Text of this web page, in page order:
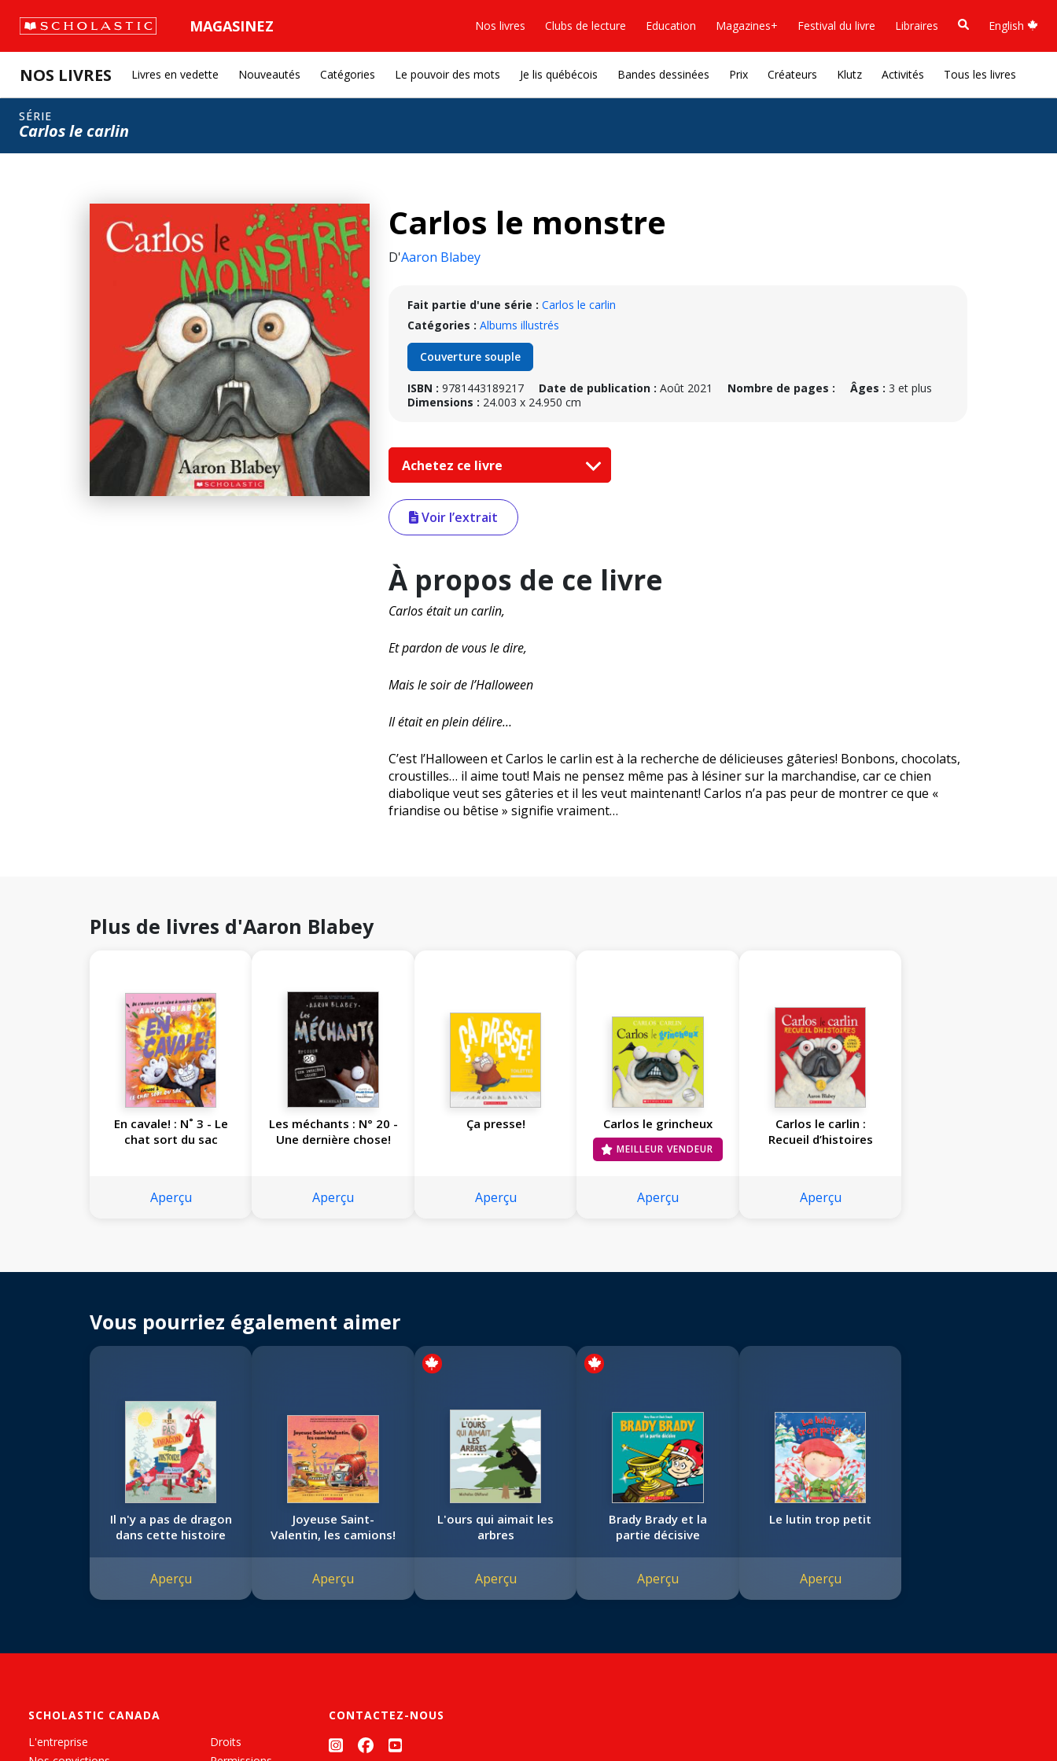
MAGASINEZ Nos livres Clubs de lecture Education Magazines+ Festival du livre Libraires English
NOS LIVRES Livres en vedette Nouveautés Catégories Le pouvoir des mots Je lis québécois Bandes dessinées Prix Créateurs Klutz Activités Tous les livres
SÉRIE
Carlos le carlin
Carlos le monstre
D'Aaron Blabey
Fait partie d'une série : Carlos le carlin
Catégories : Albums illustrés
Couverture souple
ISBN : 9781443189217 Date de publication : Août 2021 Nombre de pages : Âges : 3 et plus
Dimensions : 24.003 x 24.950 cm
Achetez ce livre
Voir l’extrait
À propos de ce livre
Carlos était un carlin,
Et pardon de vous le dire,
Mais le soir de l’Halloween
Il était en plein délire…
C’est l’Halloween et Carlos le carlin est à la recherche de délicieuses gâteries! Bonbons, chocolats,
croustilles… il aime tout! Mais ne pensez même pas à lésiner sur la marchandise, car ce chien
diabolique veut ses gâteries et il les veut maintenant! Carlos n’a pas peur de montrer ce que «
friandise ou bêtise » signifie vraiment…
Plus de livres d'Aaron Blabey
En cavale! : N˚ 3 - Le
chat sort du sac
Aperçu
Les méchants : N° 20 -
Une dernière chose!
Aperçu
Ça presse!
Aperçu
Carlos le grincheux
MEILLEUR VENDEUR
Aperçu
Carlos le carlin :
Recueil d’histoires
Aperçu
Vous pourriez également aimer
Il n'y a pas de dragon
dans cette histoire
Aperçu
Joyeuse Saint-
Valentin, les camions!
Aperçu
L'ours qui aimait les
arbres
Aperçu
Brady Brady et la
partie décisive
Aperçu
Le lutin trop petit
Aperçu
SCHOLASTIC CANADA
L'entreprise
Droits
CONTACTEZ-NOUS